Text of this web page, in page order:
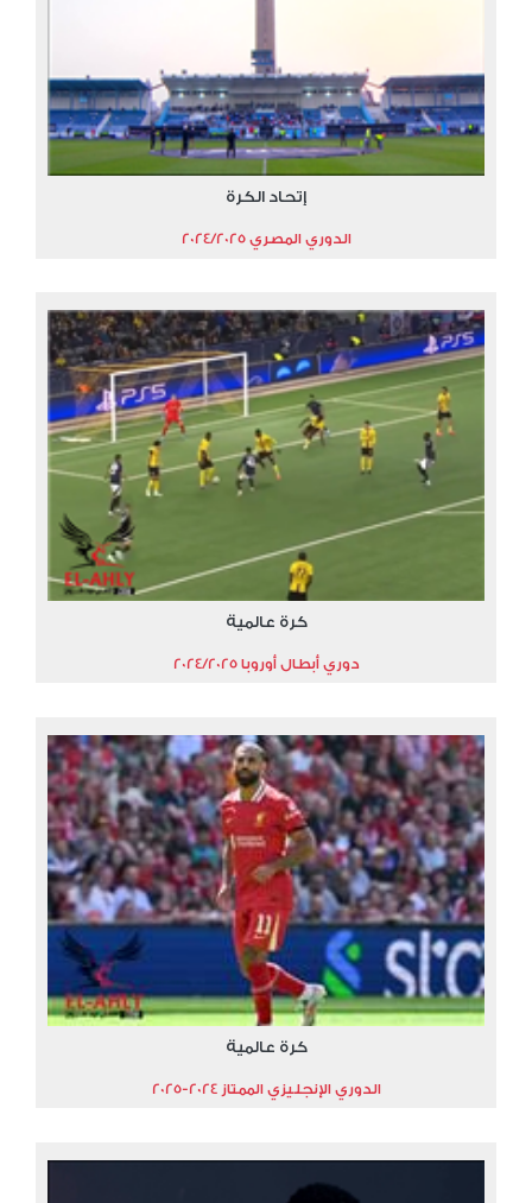
إتحاد الكرة
الدوري المصري 2024/2025
كرة عالمية
دوري أبطال أوروبا 2024/2025
كرة عالمية
الدوري الإنجليزي الممتاز 2024-2025